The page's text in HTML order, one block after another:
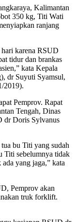
Kalimantan
350 kg, Titi Wati
ranjang
karena RSUD
tidur dan brankas
kata Kepala
dr Suyuti Syamsul,
2019).
Pemprov. Rapat
Tengah, Dinas
dr Doris Sylvanus
bu Titi yang sudah
Titi sebelumnya tidak
yang jaga,” kata
Pemprov akan
truk forklift.